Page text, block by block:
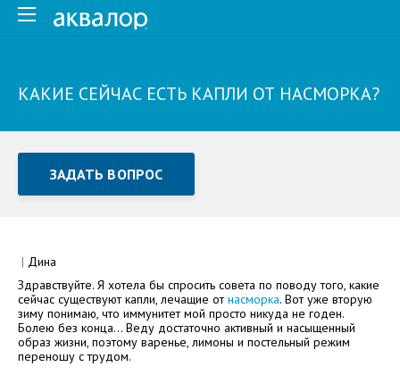
КАКИЕ СЕЙЧАС ЕСТЬ КАПЛИ ОТ НАСМОРКА?
ЗАДАТЬ ВОПРОС
Как Вас зовут
| Дина
Здравствуйте. Я хотела бы спросить совета по поводу того, какие
сейчас существуют капли, лечащие отнасморка. Вот уже вторую
зиму понимаю, что иммунитет мой просто никуда не годен.
Болею без конца... Веду достаточно активный и насыщенный
образ жизни, поэтому варенье, лимоны и постельный режим
переношу с трудом.